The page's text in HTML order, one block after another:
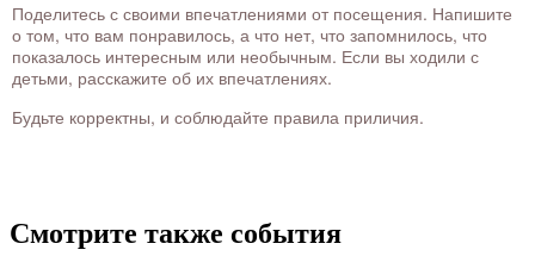
Поделитесь с своими впечатлениями от посещения. Напишите
о том, что вам понравилось, а что нет, что запомнилось, что
показалось интересным или необычным. Если вы ходили с
детьми, расскажите об их впечатлениях.
Будьте корректны, и соблюдайте правила приличия.
Смотрите также события